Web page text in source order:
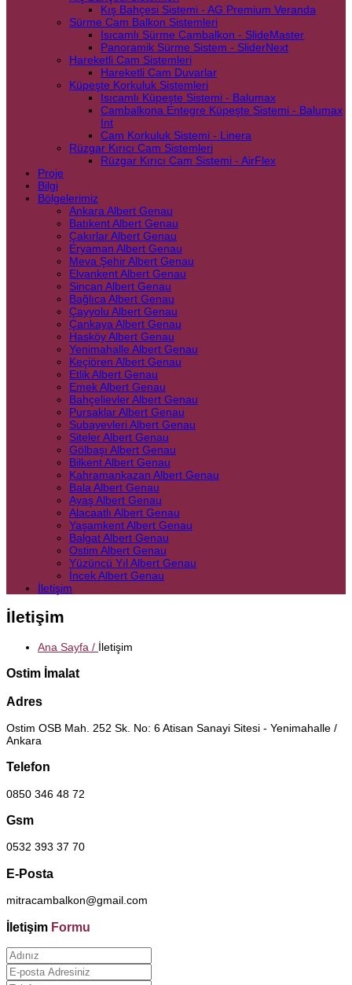
Kış Bahçesi Sistemi - AG Premium Veranda
Sürme Cam Balkon Sistemleri
Isıcamlı Sürme Cambalkon - SlideMaster
Panoramik Sürme Sistem - SliderNext
Hareketli Cam Sistemleri
Hareketli Cam Duvarlar
Küpeşte Korkuluk Sistemleri
Isıcamlı Küpeşte Sistemi - Balumax
Cambalkona Entegre Küpeşte Sistemi - Balumax
Int
Cam Korkuluk Sistemi - Linera
Rüzgar Kırıcı Cam Sistemleri
Rüzgar Kırıcı Cam Sistemi - AirFlex
Proje
Bilgi
Bölgelerimiz
Ankara Albert Genau
Batıkent Albert Genau
Çakırlar Albert Genau
Eryaman Albert Genau
Meva Şehir Albert Genau
Elvankent Albert Genau
Sincan Albert Genau
Bağlıca Albert Genau
Çayyolu Albert Genau
Çankaya Albert Genau
Hasköy Albert Genau
Yenimahalle Albert Genau
Keçiören Albert Genau
Etlik Albert Genau
Emek Albert Genau
Bahçelievler Albert Genau
Pursaklar Albert Genau
Subayevleri Albert Genau
Siteler Albert Genau
Gölbaşı Albert Genau
Bilkent Albert Genau
Kahramankazan Albert Genau
Bala Albert Genau
Ayaş Albert Genau
Alacaatlı Albert Genau
Yaşamkent Albert Genau
Balgat Albert Genau
Ostim Albert Genau
Yüzüncü Yıl Albert Genau
İncek Albert Genau
İletişim
İletişim
Ana Sayfa / İletişim
Ostim İmalat
Adres
Ostim OSB Mah. 252 Sk. No: 6 Atisan Sanayi Sitesi - Yenimahalle /
Ankara
Telefon
0850 346 48 72
Gsm
0532 393 37 70
E-Posta
mitracambalkon@gmail.com
İletişim Formu